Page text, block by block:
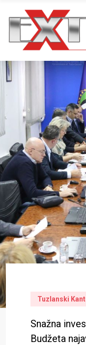
Tuzlanski
Snažna
Budžeta